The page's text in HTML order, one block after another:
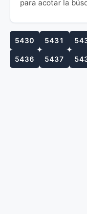
para acotar la
5430 5431
5436 5437